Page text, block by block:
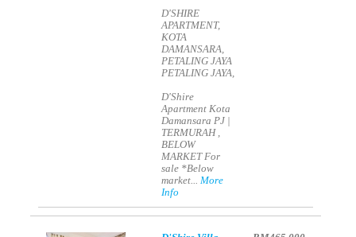
D'SHIRE
APARTMENT,
KOTA
DAMANSARA,
PETALING JAYA
PETALING JAYA,
D'Shire
Apartment Kota
Damansara PJ |
TERMURAH ,
BELOW
MARKET For
sale *Below
market...More
Info